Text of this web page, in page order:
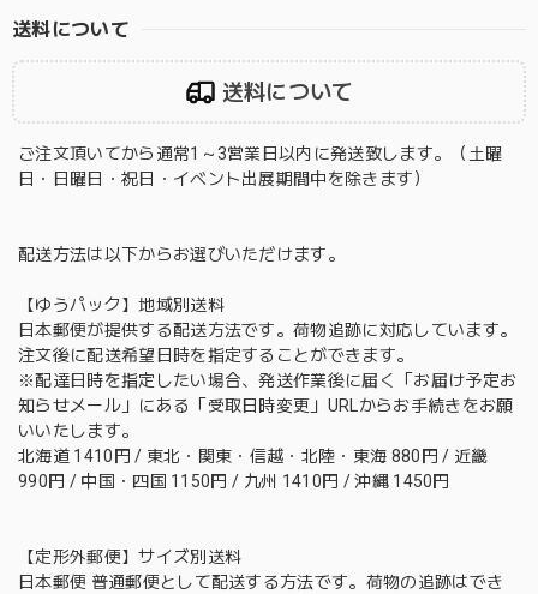
送料について
送料について
ご注文頂いてから通常1～3営業日以内に発送致します。（土曜
日・日曜日・祝日・イベント出展期間中を除きます）
配送方法は以下からお選びいただけます。
【ゆうパック】地域別送料
日本郵便が提供する配送方法です。荷物追跡に対応しています。
注文後に配送希望日時を指定することができます。
※配達日時を指定したい場合、発送作業後に届く「お届け予定お
知らせメール」にある「受取日時変更」URLからお手続きをお願
いいたします。
北海道 1410円 / 東北・関東・信越・北陸・東海 880円 / 近畿
990円 / 中国・四国 1150円 / 九州 1410円 / 沖縄 1450円
【定形外郵便】サイズ別送料
日本郵便 普通郵便として配送する方法です。荷物の追跡はでき